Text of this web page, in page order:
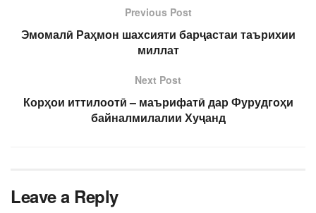
Previous Post
Эмомалӣ Раҳмон шахсияти барҷастаи таърихии
миллат
Next Post
Корҳои иттилоотӣ – маърифатӣ дар Фурудгоҳи
байналмилалии Хуҷанд
Leave a Reply